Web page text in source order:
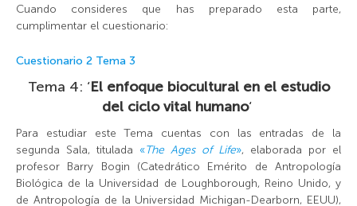
Cuando consideres que has preparado esta parte,
cumplimentar el cuestionario:
Cuestionario 2 Tema 3
Tema 4: ‘El enfoque biocultural en el estudio
del ciclo vital humano‘
Para estudiar este Tema cuentas con las entradas de la
segunda Sala, titulada «The Ages of Life», elaborada por el
profesor Barry Bogin (Catedrático Emérito de Antropología
Biológica de la Universidad de Loughborough, Reino Unido, y
de Antropología de la Universidad Michigan-Dearborn, EEUU),